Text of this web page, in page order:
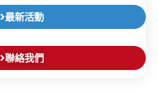
最新活動
聯絡我們